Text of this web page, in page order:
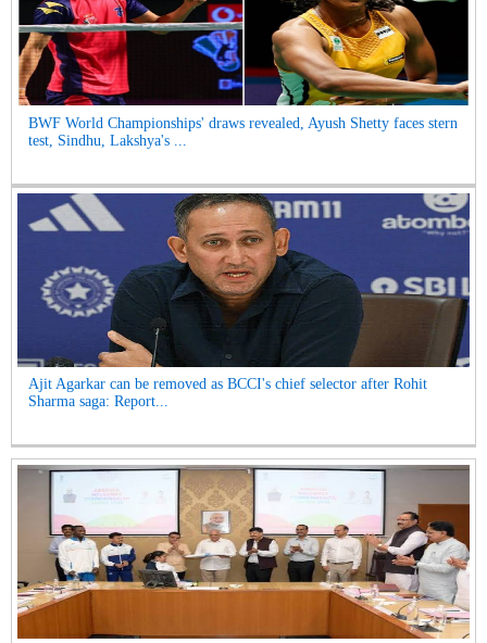
BWF World Championships' draws revealed, Ayush Shetty faces stern
test, Sindhu, Lakshya's ...
Ajit Agarkar can be removed as BCCI's chief selector after Rohit
Sharma saga: Report...